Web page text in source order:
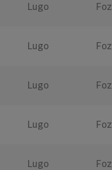
Lugo Foz
Lugo Foz
Lugo Foz
Lugo Foz
Lugo Foz